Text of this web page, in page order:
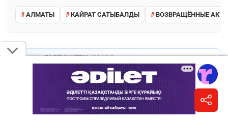
АЛМАТЫ КАЙРАТ САТЫБАЛДЫ ВОЗВРАЩЁННЫЕ
ПОДПИШИТЕСЬ НА НАС
Informburo.kz в Facebook
Главные новости и обсуждения в вашей ленте.
Подписаться